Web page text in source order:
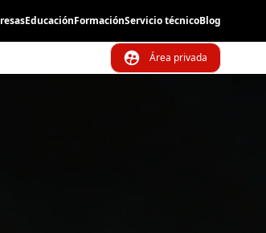
EducaciónFormaciónServicio técnicoBlog
Área privada
Cerrar